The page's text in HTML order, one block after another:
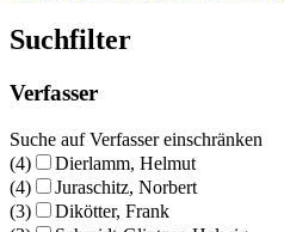
Suchfilter
Verfasser
Suche auf Verfasser einschränken
(4)
Dierlamm, Helmut
(4)
Juraschitz, Norbert
(3)
Dikötter, Frank